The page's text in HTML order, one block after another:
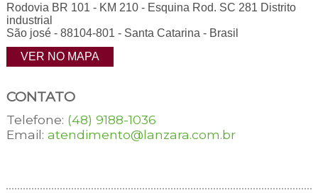
Rodovia BR 101 - KM 210 - Esquina Rod. SC 281 Distrito
industrial
São josé - 88104-801 - Santa Catarina - Brasil
VER NO MAPA
CONTATO
Telefone: (48) 9188-1036
Email: atendimento@lanzara.com.br